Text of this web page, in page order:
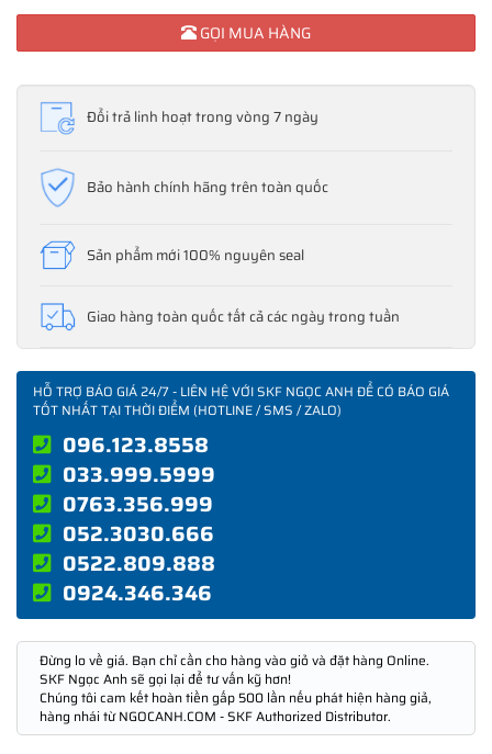
GỌI MUA HÀNG
Đổi trả linh hoạt trong vòng 7 ngày
Bảo hành chính hãng trên toàn quốc
Sản phẩm mới 100% nguyên seal
Giao hàng toàn quốc tất cả các ngày trong tuần
HỖ TRỢ BÁO GIÁ 24/7 - LIÊN HỆ VỚI SKF NGỌC ANH ĐỂ CÓ BÁO GIÁ
TỐT NHẤT TẠI THỜI ĐIỂM (HOTLINE / SMS / ZALO)
096.123.8558
033.999.5999
0763.356.999
052.3030.666
0522.809.888
0924.346.346
Đừng lo về giá. Bạn chỉ cần cho hàng vào giỏ và đặt hàng Online.
SKF Ngọc Anh sẽ gọi lại để tư vấn kỹ hơn!
Chúng tôi cam kết hoàn tiền gấp 500 lần nếu phát hiện hàng giả,
hàng nhái từ NGOCANH.COM - SKF Authorized Distributor.